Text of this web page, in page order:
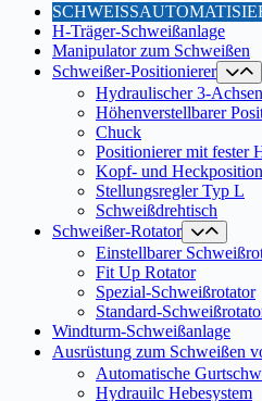
H-Träger-Schweißanlage
Manipulator zum Schweißen
Schweißer-Positionierer
Hydraulischer 3-
Höhenverstellbarer
Chuck
Positionierer mit fester
Kopf- und
Stellungsregler Typ L
Schweißdrehtisch
Schweißer-Rotator
Einstellbarer
Fit Up Rotator
Spezial-Schweißrotator
Standard-
Windturm-Schweißanlage
Ausrüstung zum Schweißen
Automatische
Hydrauilc Hebesystem